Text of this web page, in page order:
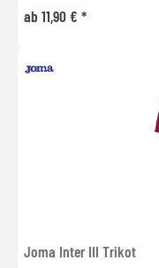
ab 11,90 € *
Joma Inter III Trikot